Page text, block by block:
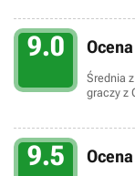
9.0 Ocena
Średnia z
graczy z
9.5 Ocena